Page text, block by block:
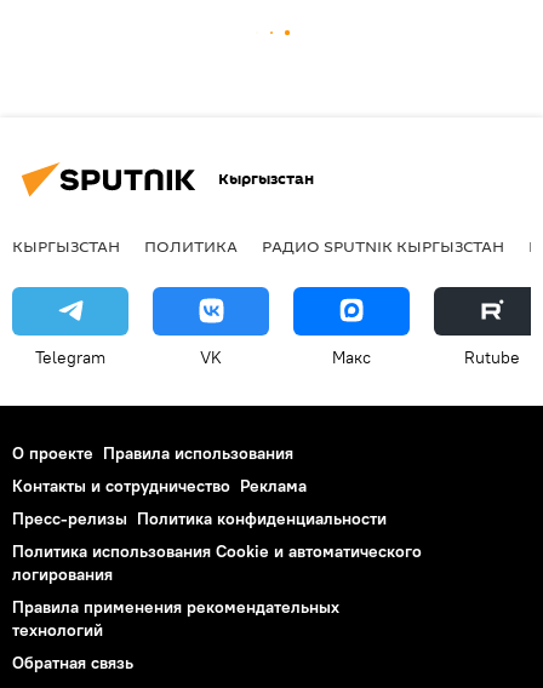
Кыргызстан
КЫРГЫЗСТАН ПОЛИТИКА РАДИО SPUTNIK КЫРГЫЗСТАН
Telegram VK Макс Rutube
О проекте Правила использования
Контакты и сотрудничество Реклама
Пресс-релизы Политика конфиденциальности
Политика использования Cookie и автоматического
логирования
Правила применения рекомендательных
технологий
Обратная связь